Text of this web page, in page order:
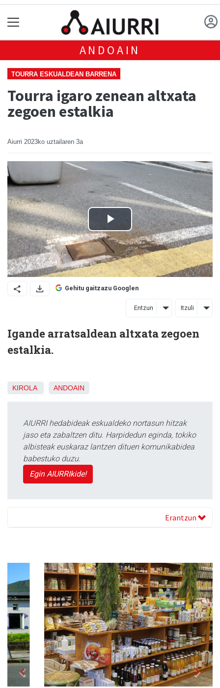
ANDOAIN
TOURRA ESKUALDEAN BARRENA
Tourra igaro zenean altxata
zegoen estalkia
Aiurri 2023ko uztailaren 3a
Gehitu gaitzazu Googlen
Entzun Itzuli
Igande arratsaldean altxata zegoen
estalkia.
KIROLA ANDOAIN
AIURRI hedabideak eskualdeko nortasun hitzak
jaso eta zabaltzen ditu. Harpidedun eginda, tokiko
albisteak euskaraz lantzen dituen komunikabidea
babestuko duzu.
Egin AIURRIkide!
Erantzun
Previous Next